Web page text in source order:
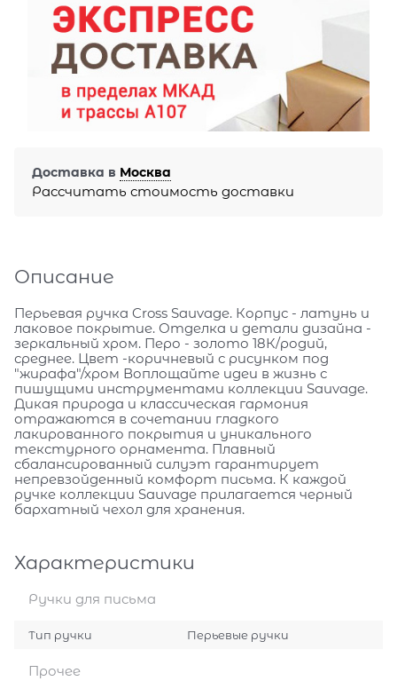
Доставка в Москва
Рассчитать стоимость доставки
Описание
Перьевая ручка Cross Sauvage. Корпус - латунь и
лаковое покрытие. Отделка и детали дизайна -
зеркальный хром. Перо - золото 18К/родий,
среднее. Цвет -коричневый с рисунком под
"жирафа"/хром Воплощайте идеи в жизнь с
пишущими инструментами коллекции Sauvage.
Дикая природа и классическая гармония
отражаются в сочетании гладкого
лакированного покрытия и уникального
текстурного орнамента. Плавный
сбалансированный силуэт гарантирует
непревзойденный комфорт письма. К каждой
ручке коллекции Sauvage прилагается черный
бархатный чехол для хранения.
Характеристики
Ручки для письма
Тип ручки Перьевые ручки
Прочее